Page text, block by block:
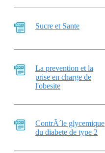
Sucre et Sante
La prevention et la
prise en charge de
l'obesite
ContrÃ´le glycemique
du diabete de type 2